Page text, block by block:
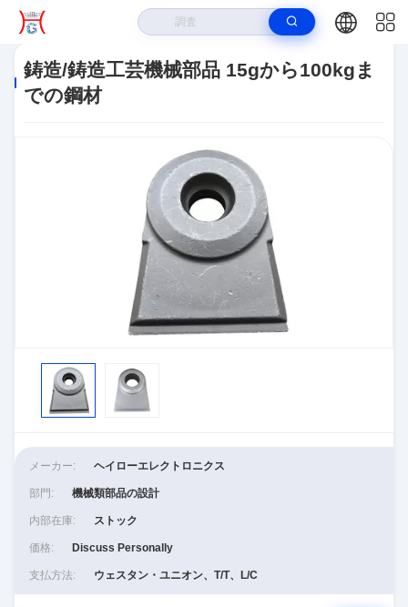
での鋼材
鋳造/鋳造工芸機械部品 15gから100kgま
での鋼材
メーカー: ヘイローエレクトロニクス
部門: 機械類部品の設計
内部在庫: ストック
価格: Discuss Personally
支払方法: ウェスタン・ユニオン、T/T、L/C